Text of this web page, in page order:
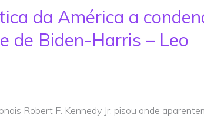
da América a
de Biden-Harris – Leo
Robert F. Kennedy Jr. pisou onde